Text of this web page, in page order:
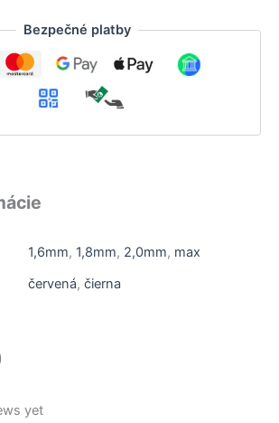
Bezpečné platby
1,6mm, 1,8mm, 2,0mm, max
červená, čierna
yet